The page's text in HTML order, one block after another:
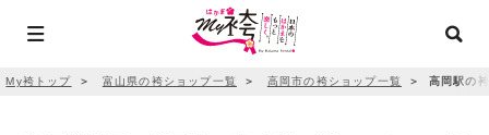
My袴トップ ＞ 富山県の袴ショップ一覧 ＞ 高岡市の袴ショップ一覧 ＞ 高岡駅の